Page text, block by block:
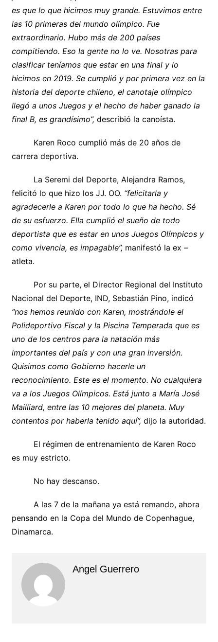
es que lo que hicimos muy grande. Estuvimos entre
las 10 primeras del mundo olímpico. Fue
extraordinario. Hubo más de 200 países
compitiendo. Eso la gente no lo ve. Nosotras para
clasificar teníamos que estar en una final y lo
hicimos en 2019. Se cumplió y por primera vez en la
historia del deporte chileno, el canotaje olímpico
llegó a unos Juegos y el hecho de haber ganado la
final B, es grandísimo”, describió la canoísta.
Karen Roco cumplió más de 20 años de
carrera deportiva.
La Seremi del Deporte, Alejandra Ramos,
felicitó lo que hizo los JJ. OO. “felicitarla y
agradecerle a Karen por todo lo que ha hecho. Sé
de su esfuerzo. Ella cumplió el sueño de todo
deportista que es estar en unos Juegos Olímpicos y
como vivencia, es impagable”, manifestó la ex –
atleta.
Por su parte, el Director Regional del Instituto
Nacional del Deporte, IND, Sebastián Pino, indicó
“nos hemos reunido con Karen, mostrándole el
Polideportivo Fiscal y la Piscina Temperada que es
uno de los centros para la natación más
importantes del país y con una gran inversión.
Quisimos como Gobierno hacerle un
reconocimiento. Este es el momento. No cualquiera
va a los Juegos Olímpicos. Está junto a María José
Mailliard, entre las 10 mejores del planeta. Muy
contentos por haberla tenido aquí”, dijo la autoridad.
El régimen de entrenamiento de Karen Roco
es muy estricto.
No hay descanso.
A las 7 de la mañana ya está remando, ahora
pensando en la Copa del Mundo de Copenhague,
Dinamarca.
Angel Guerrero